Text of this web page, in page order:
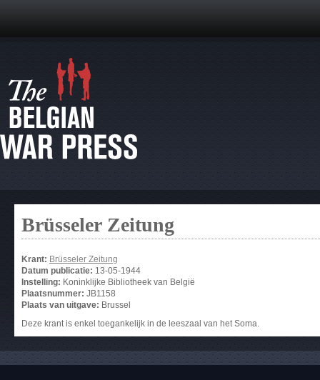
Brüsseler Zeitung
Krant: Brüsseler Zeitung
Datum publicatie: 13-05-1944
Instelling: Koninklijke Bibliotheek van België
Plaatsnummer: JB1158
Plaats van uitgave: Brussel
Deze krant is enkel toegankelijk in de leeszaal van het Soma.